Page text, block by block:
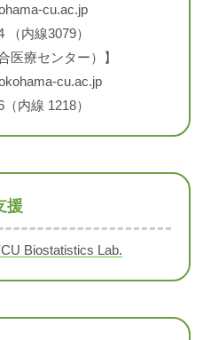
cu.ac.jp
（内線3079）
医療センター）】
cu.ac.jp
内線 1218）
援
Biostatistics Lab.